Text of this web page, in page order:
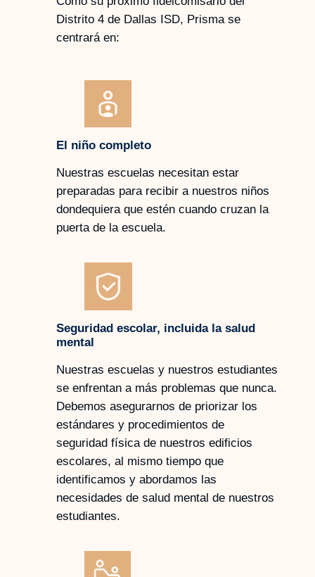
Distrito 4 de Dallas ISD, Prisma se
centrará en:
El niño completo
Nuestras escuelas necesitan estar
preparadas para recibir a nuestros niños
dondequiera que estén cuando cruzan la
puerta de la escuela.
Seguridad escolar, incluida la salud
mental
Nuestras escuelas y nuestros estudiantes
se enfrentan a más problemas que nunca.
Debemos asegurarnos de priorizar los
estándares y procedimientos de
seguridad física de nuestros edificios
escolares, al mismo tiempo que
identificamos y abordamos las
necesidades de salud mental de nuestros
estudiantes.